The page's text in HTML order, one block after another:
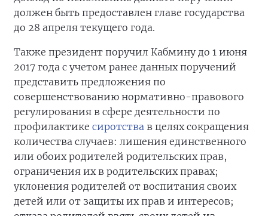
должен быть предоставлен главе государства
до 28 апреля текущего года.
Также президент поручил Кабмину до 1 июня
2017 года с учетом ранее данных поручений
представить предложения по
совершенствованию нормативно-правового
регулирования в сфере деятельности по
профилактике сиротства в целях сокращения
количества случаев: лишения единственного
или обоих родителей родительских прав,
ограничения их в родительских правах;
уклонения родителей от воспитания своих
детей или от защиты их прав и интересов;